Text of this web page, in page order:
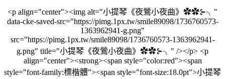
<p align="center"><img alt="小提琴《夜鶯小夜曲》✿✿⊱╮"
data-cke-saved-src="https://pimg.1px.tw/smile89098/1736760573-
1363962941-g.png"
src="https://pimg.1px.tw/smile89098/1736760573-1363962941-
g.png" title="小提琴《夜鶯小夜曲》✿✿⊱╮" /></p> <p
align="center"><strong><span style="color:red"><span
style="font-family:標楷體"><span style="font-size:18.0pt">小提琴